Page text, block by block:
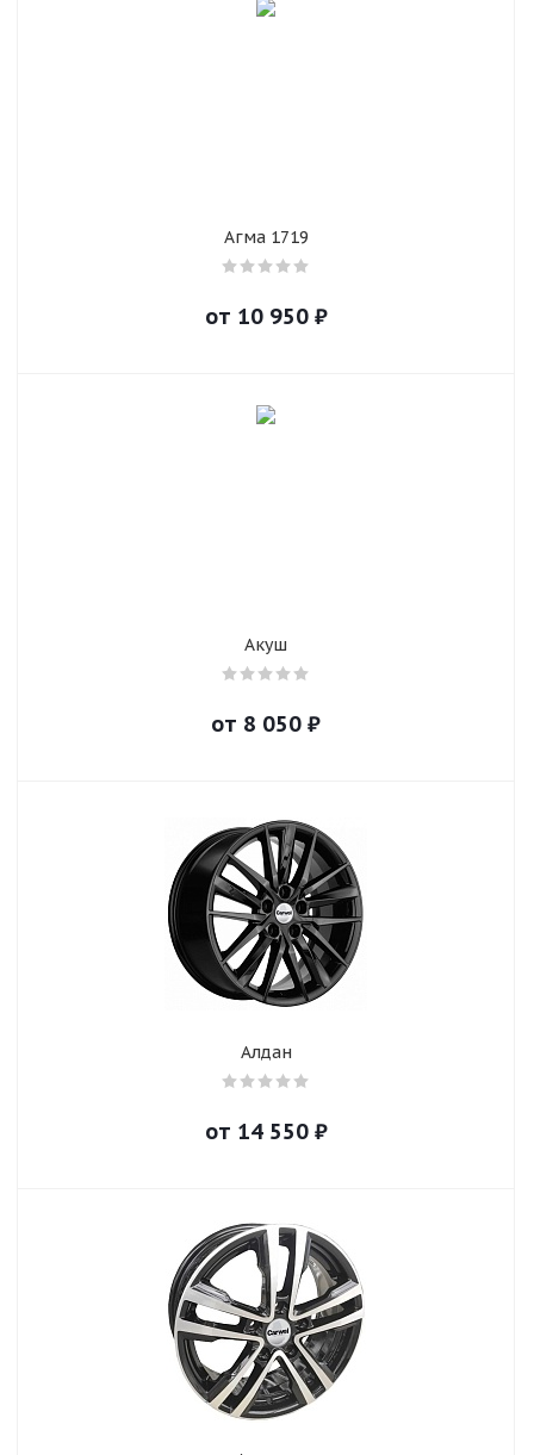
Агма 1719
от 10 950₽
Акуш
от 8 050 ₽
Алдан
от 14 550₽